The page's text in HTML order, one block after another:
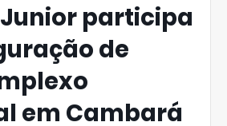
participa
de
em Cambará